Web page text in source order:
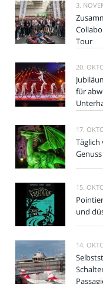
3.
Tour
20.
für
17.
Täglich
Genuss
15.
und
14.